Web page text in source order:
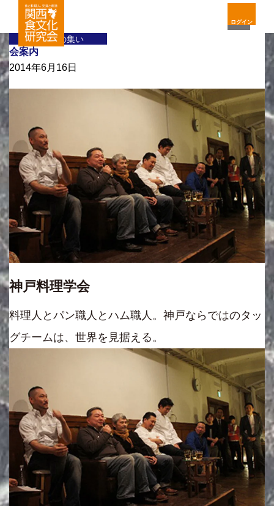
ログイン
料理人の集い
会案内
2014年6月16日
神戸料理学会
料理人とパン職人とハム職人。神戸ならではのタッ
グチームは、世界を見据える。